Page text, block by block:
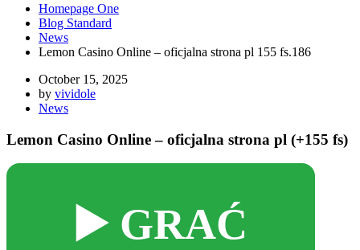
Homepage One
Blog Standard
News
Lemon Casino Online – oficjalna strona pl 155 fs.186
October 15, 2025
by vividole
News
Lemon Casino Online – oficjalna strona pl (+155 fs)
▶️ GRAĆ